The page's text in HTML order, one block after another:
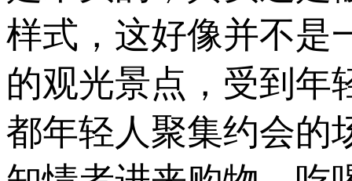
样式，这好像并不是
的观光景点，受到年
都年轻人聚集约会的